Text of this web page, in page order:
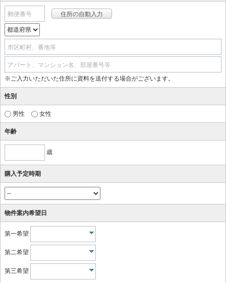
郵便番号
市区町村、番地等
アパート、マンション名、部屋番号等
※ご入力いただいた住所に資料を送付する場合がございます。
性別
男性 女性
年齢
歳
購入予定時期
物件案内希望日
第一希望
第二希望
第三希望